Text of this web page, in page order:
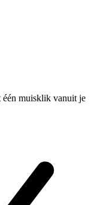
één muisklik vanuit je